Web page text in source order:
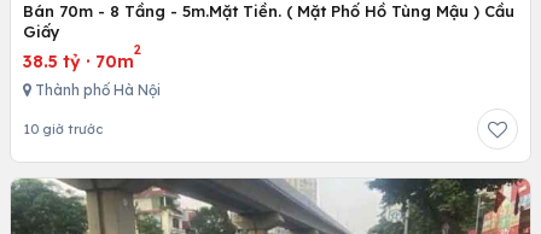
Bán 70m - 8 Tầng - 5m.Mặt Tiền. ( Mặt Phố Hồ Tùng Mậu ) Cầu
Giấy
38.5 tỷ · 70m
2
Thành phố Hà Nội
10 giờ trước